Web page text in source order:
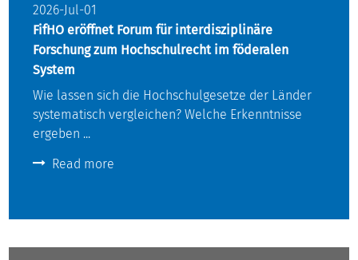
2026-Jul-01
FifHO eröffnet Forum für interdisziplinäre
Forschung zum Hochschulrecht im föderalen
System
Wie lassen sich die Hochschulgesetze der Länder
systematisch vergleichen? Welche Erkenntnisse
ergeben ...
Read more